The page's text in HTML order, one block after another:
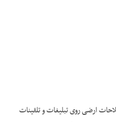
ارضی روی تبلیغات و تلقینات